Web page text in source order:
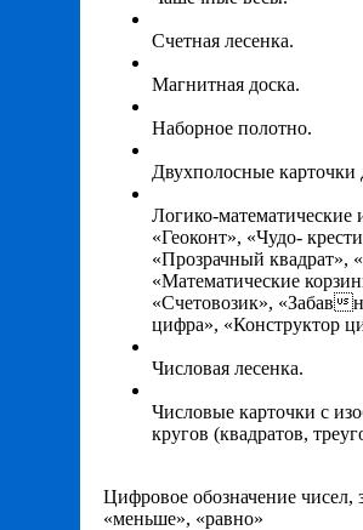
Счетная лесенка.
Магнитная доска.
Наборное полотно.
Двухполосные
Логико-
«Геоконт», «Чудо-
«Прозрачный квадрат»,
«Математические
«Счетовозик», «Забав
цифра», «Конструктор
Числовая лесенка.
Числовые карточки с
кругов (квадратов,
Цифровое обозначение чисел,
«меньше», «равно»